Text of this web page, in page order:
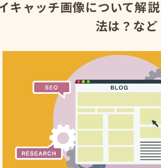
キャッチ画像について解
法は？など